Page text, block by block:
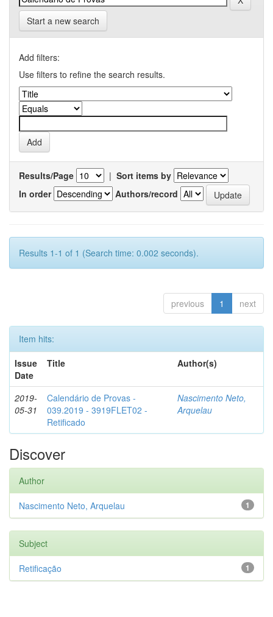
Start a new search
Add filters:
Use filters to refine the search results.
Results/Page | Sort items by
In order
Authors/record
Results 1-1 of 1 (Search time: 0.002 seconds).
previous 1 next
Item hits:
Issue
Date
Title Author(s)
2019-
05-31
Calendário de Provas -
039.2019 - 3919FLET02 -
Retificado
Nascimento Neto,
Arquelau
Discover
Author
1
Nascimento Neto, Arquelau
Subject
1
Retificação